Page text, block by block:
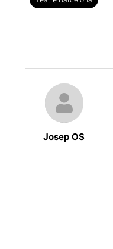
Josep OS